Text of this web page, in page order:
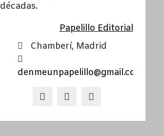
décadas.
Papelillo Editorial
Chamberí, Madrid
denmeunpapelillo@gmail.com